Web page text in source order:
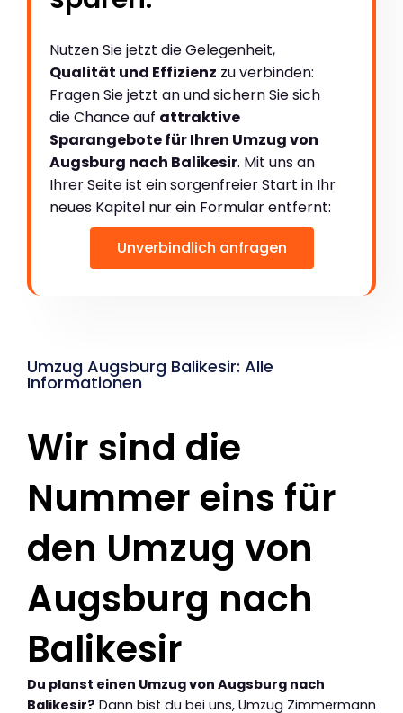
Nutzen Sie jetzt die Gelegenheit,
Qualität und Effizienz zu verbinden:
Fragen Sie jetzt an und sichern Sie sich
die Chance auf attraktive
Sparangebote für Ihren Umzug von
Augsburg nach Balikesir. Mit uns an
Ihrer Seite ist ein sorgenfreier Start in Ihr
neues Kapitel nur ein Formular entfernt:
Unverbindlich anfragen
Umzug Augsburg Balikesir: Alle
Informationen
Wir sind die
Nummer eins für
den Umzug von
Augsburg nach
Balikesir
Du planst einen Umzug von Augsburg nach
Balikesir? Dann bist du bei uns, Umzug Zimmermann